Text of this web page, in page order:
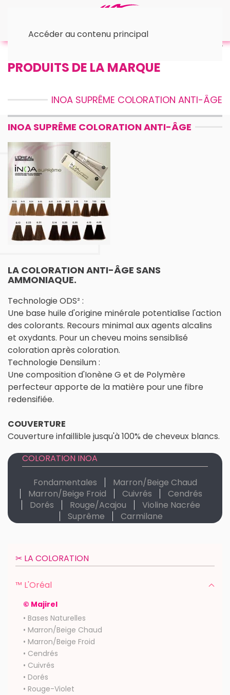
Accéder au contenu principal
PRODUITS DE LA MARQUE
INOA SUPRÊME COLORATION ANTI-ÂGE
INOA SUPRÊME COLORATION ANTI-ÂGE
LA COLORATION ANTI-ÂGE SANS
AMMONIAQUE.
Technologie ODS² :
Une base huile d'origine minérale potentialise l'action
des colorants. Recours minimal aux agents alcalins
et oxydants. Pour un cheveu moins sensiblisé
coloration après coloration.
Technologie Densilum :
Une composition d'Ionène G et de Polymère
perfecteur apporte de la matière pour une fibre
redensifiée.
COUVERTURE
Couverture infaillible jusqu'à 100% de cheveux blancs.
COLORATION INOA
Fondamentales
Marron/Beige Chaud
Marron/Beige Froid
Cuivrés
Cendrés
Dorés
Rouge/Acajou
Violine Nacrée
Suprême
Carmilane
✂︎ LA COLORATION
™ L'Oréal
© Majirel
• Bases Naturelles
• Marron/Beige Chaud
• Marron/Beige Froid
• Cendrés
• Cuivrés
• Dorés
• Rouge-Violet